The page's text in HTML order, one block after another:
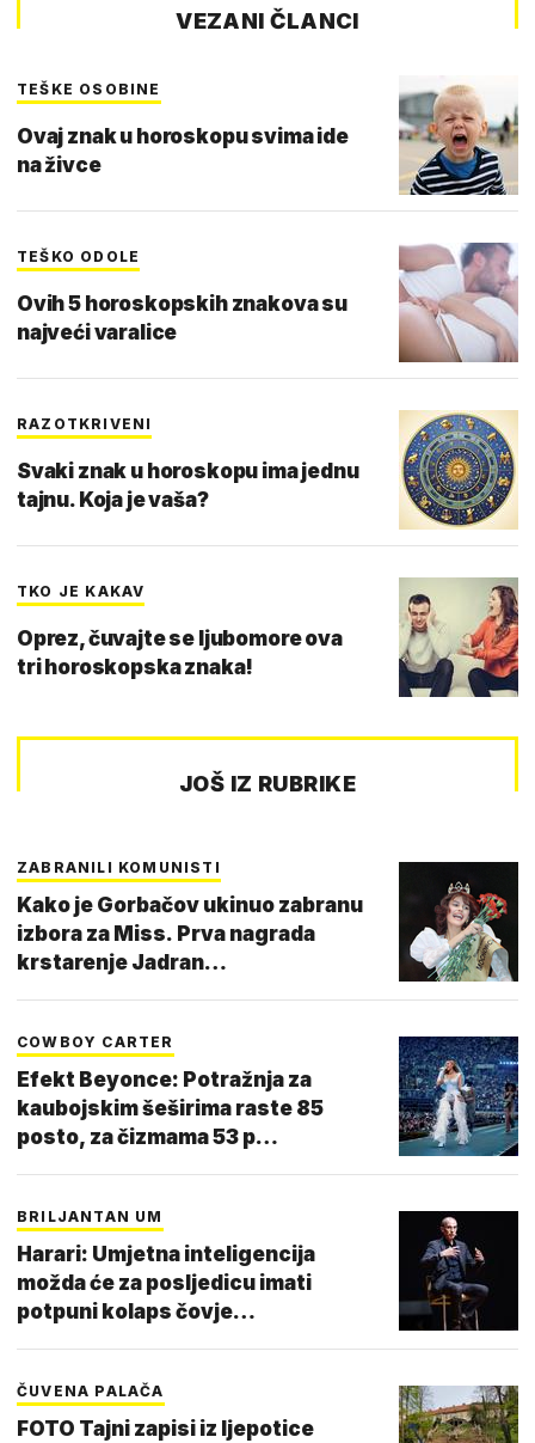
VEZANI ČLANCI
TEŠKE OSOBINE
Ovaj znak u horoskopu svima ide
na živce
TEŠKO ODOLE
Ovih 5 horoskopskih znakova su
najveći varalice
RAZOTKRIVENI
Svaki znak u horoskopu ima jednu
tajnu. Koja je vaša?
TKO JE KAKAV
Oprez, čuvajte se ljubomore ova
tri horoskopska znaka!
JOŠ IZ RUBRIKE
ZABRANILI KOMUNISTI
Kako je Gorbačov ukinuo zabranu
izbora za Miss. Prva nagrada
krstarenje Jadran…
COWBOY CARTER
Efekt Beyonce: Potražnja za
kaubojskim šeširima raste 85
posto, za čizmama 53 p…
BRILJANTAN UM
Harari: Umjetna inteligencija
možda će za posljedicu imati
potpuni kolaps čovje…
ČUVENA PALAČA
FOTO Tajni zapisi iz ljepotice